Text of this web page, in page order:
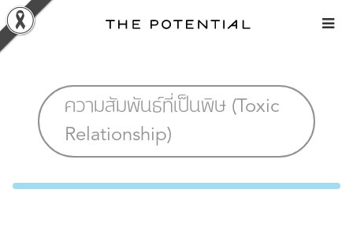
Skip
to
content
ความสัมพันธ์ที่เป็นพิษ (Toxic
Relationship)